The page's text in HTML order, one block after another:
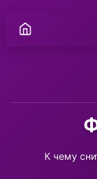
К чему